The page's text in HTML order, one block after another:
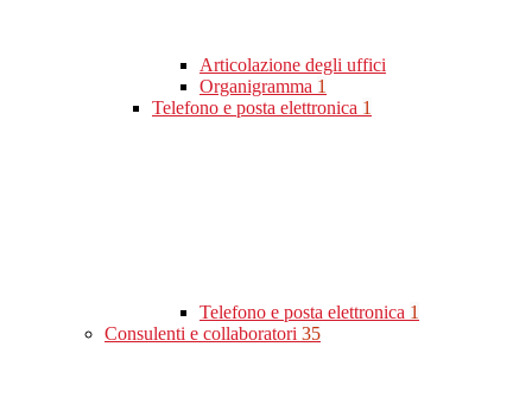
Articolazione degli uffici
Organigramma 1
Telefono e posta elettronica 1
Telefono e posta elettronica 1
Consulenti e collaboratori 35